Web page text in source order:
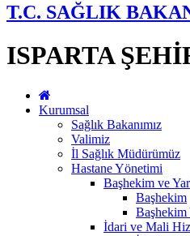
T.C. SAĞLIK
ISPARTA
Kurumsal
Sağlık Bakanımız
Valimiz
İl Sağlık Müdürümüz
Hastane Yönetimi
Başhekim ve
Başhekim
Başhekim
İdari ve Mali